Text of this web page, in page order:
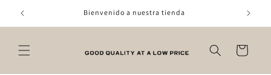
directamente
Bienvenido a nuestra tienda
Carrito